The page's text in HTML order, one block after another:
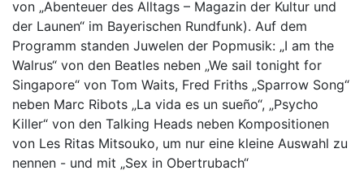
von „Abenteuer des Alltags – Magazin der Kultur und
der Launen“ im Bayerischen Rundfunk). Auf dem
Programm standen Juwelen der Popmusik: „I am the
Walrus“ von den Beatles neben „We sail tonight for
Singapore“ von Tom Waits, Fred Friths „Sparrow Song“
neben Marc Ribots „La vida es un sueño“, „Psycho
Killer“ von den Talking Heads neben Kompositionen
von Les Ritas Mitsouko, um nur eine kleine Auswahl zu
nennen - und mit „Sex in Obertrubach“